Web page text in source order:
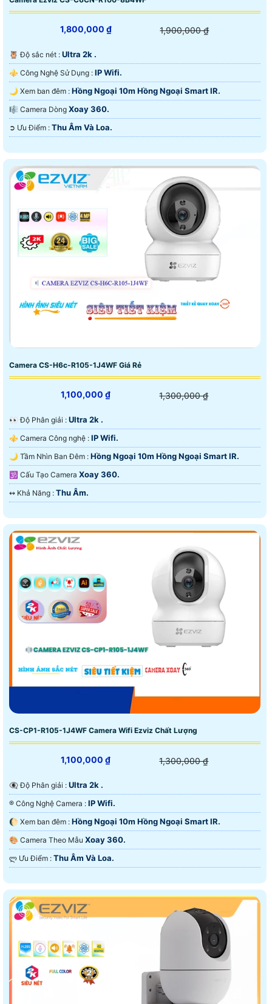
1,800,000 ₫ 1,900,000 ₫
🦉 Độ sắc nét : Ultra 2k .
⚜️ Công Nghệ Sử Dụng : IP Wifi.
🌙 Xem ban đêm : Hồng Ngoại 10m Hồng Ngoại Smart IR.
🎼️ Camera Dòng Xoay 360.
️➲ Ưu Điểm : Thu Âm Và Loa.
Camera CS-H6c-R105-1J4WF Giá Rẻ
1,100,000 ₫ 1,300,000 ₫
️👀 Độ Phân giải : Ultra 2k .
⚜️ Camera Công nghệ : IP Wifi.
🌙 Tầm Nhìn Ban Đêm : Hồng Ngoại 10m Hồng Ngoại Smart IR.
🕉️ Cấu Tạo Camera Xoay 360.
️↭ Khả Năng : Thu Âm.
CS-CP1-R105-1J4WF Camera Wifi Ezviz Chất Lượng
1,100,000 ₫ 1,300,000 ₫
👁️‍🗨 Độ Phân giải : Ultra 2k .
®️ Công Nghệ Camera : IP Wifi.
🌔 Xem ban đêm : Hồng Ngoại 10m Hồng Ngoại Smart IR.
🎨 Camera Theo Mẫu Xoay 360.
️ლ Ưu Điểm : Thu Âm Và Loa.